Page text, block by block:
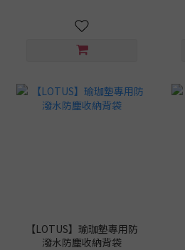
【LOTUS】瑜珈墊專用防
潑水防塵收納背袋